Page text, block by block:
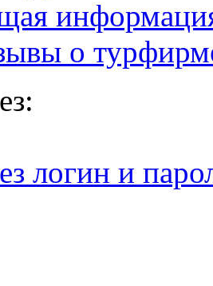
о
логин и